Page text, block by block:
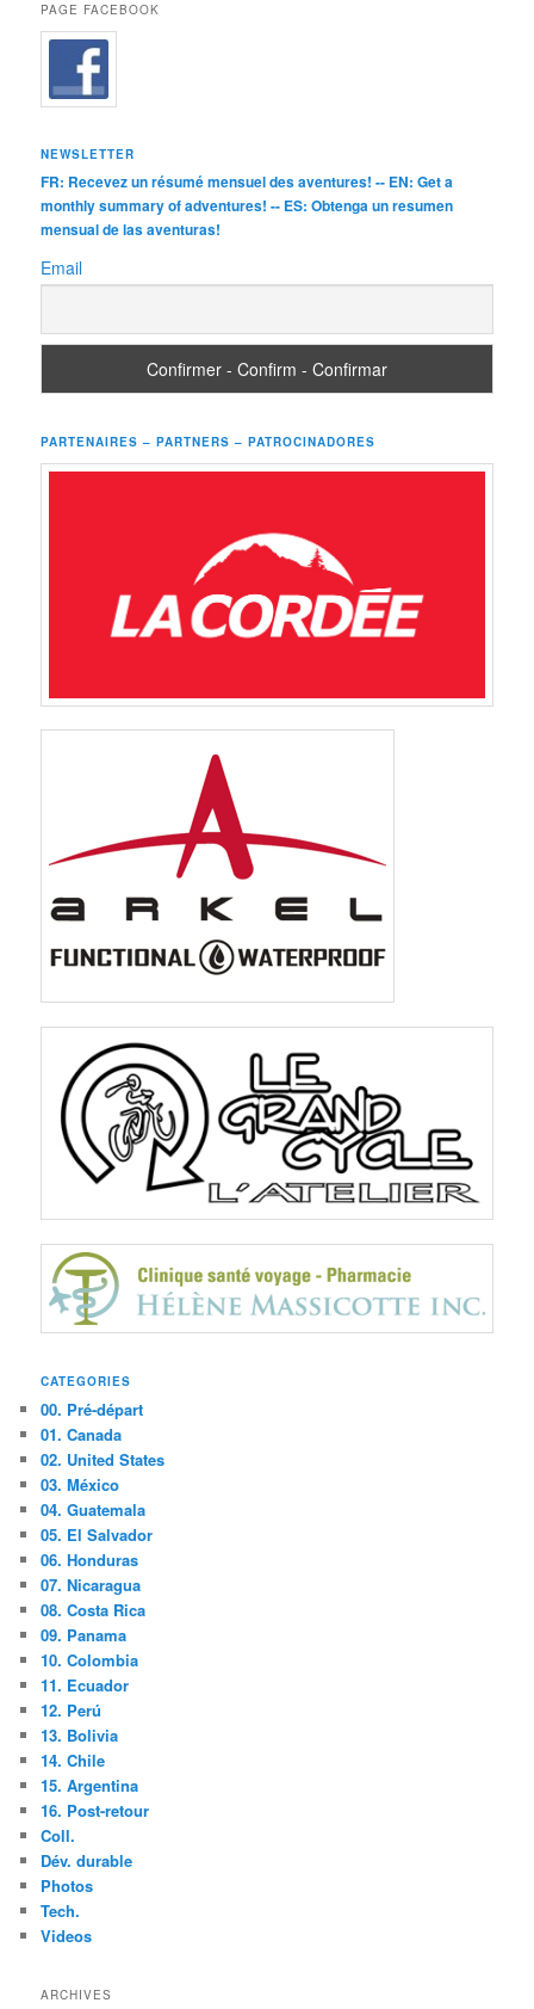
PAGE FACEBOOK
NEWSLETTER
FR: Recevez un résumé mensuel des aventures! -- EN: Get a
monthly summary of adventures! -- ES: Obtenga un resumen
mensual de las aventuras!
Email
PARTENAIRES – PARTNERS – PATROCINADORES
CATEGORIES
00. Pré-départ
01. Canada
02. United States
03. México
04. Guatemala
05. El Salvador
06. Honduras
07. Nicaragua
08. Costa Rica
09. Panama
10. Colombia
11. Ecuador
12. Perú
13. Bolivia
14. Chile
15. Argentina
16. Post-retour
Coll.
Dév. durable
Photos
Tech.
Videos
ARCHIVES